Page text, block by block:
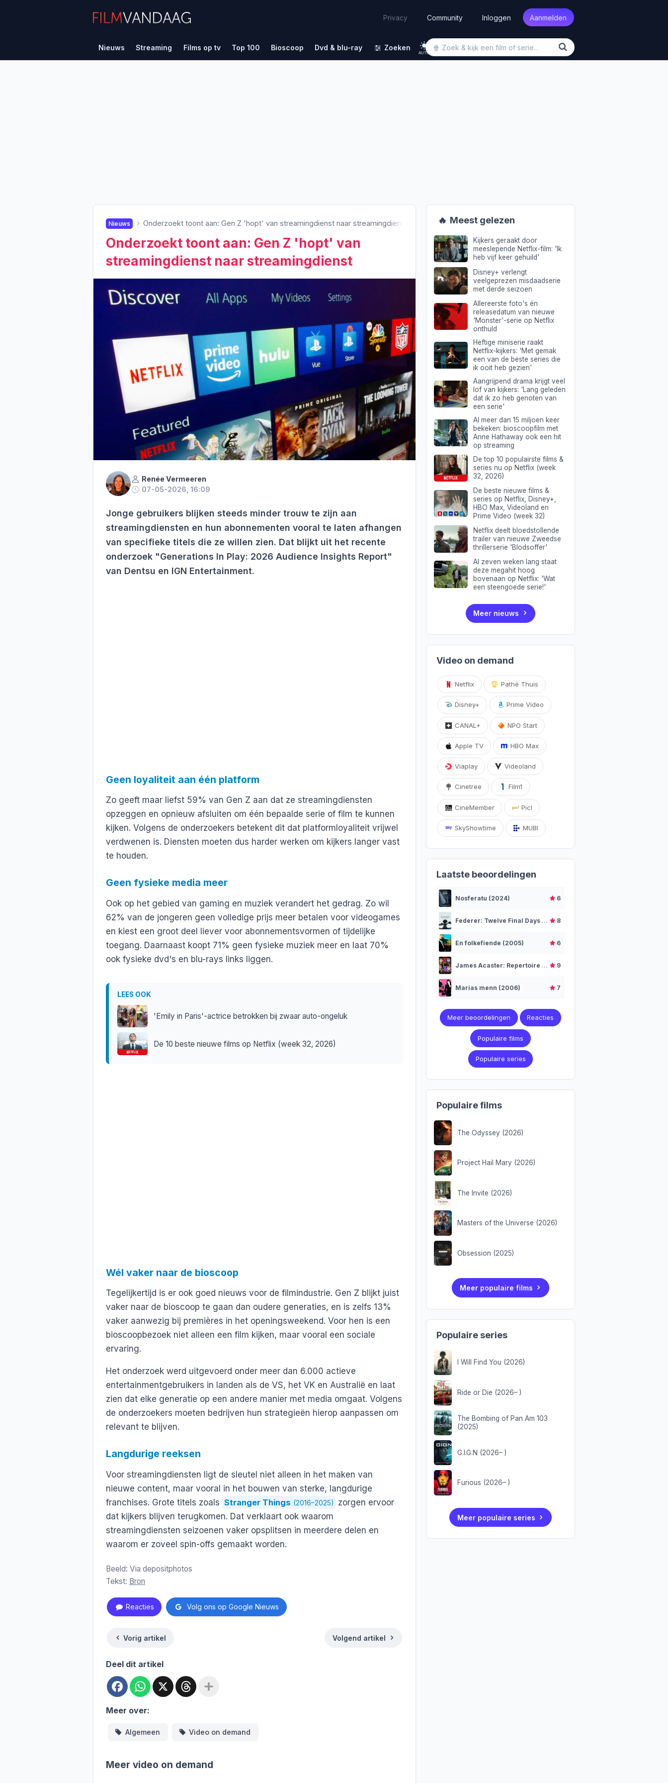
Privacy Community Inloggen Aanmelden
Nieuws Streaming Films op tv Top 100 Bioscoop Dvd & blu-ray Zoeken
AUTO
Nieuws Onderzoekt toont aan: Gen Z 'hopt' van streamingdienst naar streamingdienst
Onderzoekt toont aan: Gen Z 'hopt' van
streamingdienst naar streamingdienst
Renée Vermeeren
07-05-2026, 16:09
Jonge gebruikers blijken steeds minder trouw te zijn aan
streamingdiensten en hun abonnementen vooral te laten afhangen
van specifieke titels die ze willen zien. Dat blijkt uit het recente
onderzoek "Generations In Play: 2026 Audience Insights Report"
van Dentsu en IGN Entertainment.
Geen loyaliteit aan één platform
Zo geeft maar liefst 59% van Gen Z aan dat ze streamingdiensten
opzeggen en opnieuw afsluiten om één bepaalde serie of film te kunnen
kijken. Volgens de onderzoekers betekent dit dat platformloyaliteit vrijwel
verdwenen is. Diensten moeten dus harder werken om kijkers langer vast
te houden.
Geen fysieke media meer
Ook op het gebied van gaming en muziek verandert het gedrag. Zo wil
62% van de jongeren geen volledige prijs meer betalen voor videogames
en kiest een groot deel liever voor abonnementsvormen of tijdelijke
toegang. Daarnaast koopt 71% geen fysieke muziek meer en laat 70%
ook fysieke dvd's en blu-rays links liggen.
LEES OOK
'Emily in Paris'-actrice betrokken bij zwaar auto-ongeluk
De 10 beste nieuwe films op Netflix (week 32, 2026)
Wél vaker naar de bioscoop
Tegelijkertijd is er ook goed nieuws voor de filmindustrie. Gen Z blijkt juist
vaker naar de bioscoop te gaan dan oudere generaties, en is zelfs 13%
vaker aanwezig bij premières in het openingsweekend. Voor hen is een
bioscoopbezoek niet alleen een film kijken, maar vooral een sociale
ervaring.
Het onderzoek werd uitgevoerd onder meer dan 6.000 actieve
entertainmentgebruikers in landen als de VS, het VK en Australië en laat
zien dat elke generatie op een andere manier met media omgaat. Volgens
de onderzoekers moeten bedrijven hun strategieën hierop aanpassen om
relevant te blijven.
Langdurige reeksen
Voor streamingdiensten ligt de sleutel niet alleen in het maken van
nieuwe content, maar vooral in het bouwen van sterke, langdurige
franchises. Grote titels zoals Stranger Things (2016–2025)
zorgen ervoor
dat kijkers blijven terugkomen. Dat verklaart ook waarom
streamingdiensten seizoenen vaker opsplitsen in meerdere delen en
waarom er zoveel spin-offs gemaakt worden.
Beeld: Via depositphotos
Tekst: Bron
Reacties Volg ons op Google Nieuws
Vorig artikel Volgend artikel
Deel dit artikel
FacebookWhatsApp
X
Meer over:
Algemeen Video on demand
Meer video on demand
🔥 Meest gelezen
Kijkers geraakt door
meeslepende Netflix-film: 'Ik
heb vijf keer gehuild'
Disney+ verlengt
veelgeprezen misdaadserie
met derde seizoen
Allereerste foto's én
releasedatum van nieuwe
'Monster'-serie op Netflix
onthuld
Heftige miniserie raakt
Netflix-kijkers: 'Met gemak
een van de beste series die
ik ooit heb gezien'
Aangrijpend drama krijgt veel
lof van kijkers: 'Lang geleden
dat ik zo heb genoten van
een serie'
Al meer dan 15 miljoen keer
bekeken: bioscoopfilm met
Anne Hathaway ook een hit
op streaming
De top 10 populairste films &
series nu op Netflix (week
32, 2026)
De beste nieuwe films &
series op Netflix, Disney+,
HBO Max, Videoland en
Prime Video (week 32)
Netflix deelt bloedstollende
trailer van nieuwe Zweedse
thrillerserie 'Blodsoffer'
Al zeven weken lang staat
deze megahit hoog
bovenaan op Netflix: 'Wat
een steengoede serie!'
Meer nieuws
Video on demand
Netflix Pathé Thuis
Disney+ Prime Video
CANAL+ NPO Start
Apple TV HBO Max
Viaplay Videoland
Cinetree Film1
CineMember Picl
SkyShowtime MUBI
Laatste beoordelingen
Nosferatu (2024) 6
Federer: Twelve Final Days (2024) 8
En folkefiende (2005) 6
James Acaster: Repertoire (2018) 9
Marias menn (2006) 7
Meer beoordelingen Reacties
Populaire films
Populaire series
Populaire films
The Odyssey (2026)
Project Hail Mary (2026)
The Invite (2026)
Masters of the Universe (2026)
Obsession (2025)
Meer populaire films
Populaire series
I Will Find You (2026)
Ride or Die (2026– )
The Bombing of Pan Am 103
(2025)
G.I.G.N (2026– )
Furious (2026– )
Meer populaire series